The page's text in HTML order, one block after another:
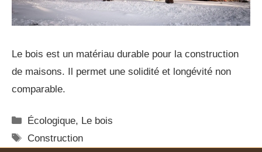
Le bois est un matériau durable pour la construction
de maisons. Il permet une solidité et longévité non
comparable.
Écologique, Le bois
Construction